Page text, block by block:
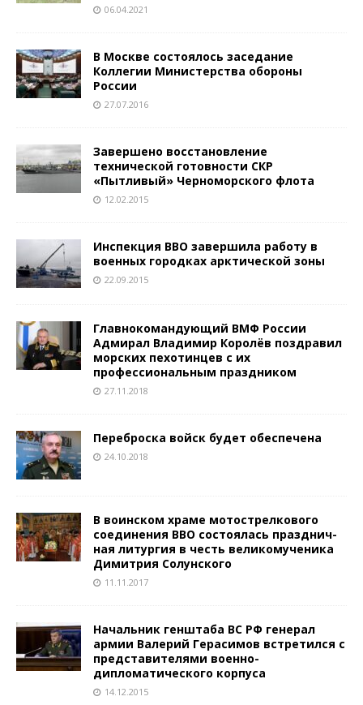
06.04.2021
В Москве состоялось заседание
Коллегии Министерства обороны
России
27.07.2016
Завершено восстановление
технической готовности СКР
«Пытливый» Черноморского флота
12.02.2015
Инспекция ВВО завершила работу в
военных городках арктической зоны
22.09.2015
Главнокомандующий ВМФ России
Адмирал Владимир Королёв поздравил
морских пехотинцев с их
профессиональным праздником
27.11.2018
Переброска войск будет обеспечена
24.10.2018
В воинском храме мотострелкового
соединения ВВО состоялась празднич-
ная литургия в честь великомученика
Димитрия Солунского
11.11.2017
Начальник генштаба ВС РФ генерал
армии Валерий Герасимов встретился с
представителями военно-
дипломатического корпуса
14.12.2015